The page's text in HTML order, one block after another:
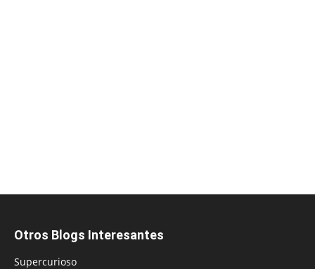
Otros Blogs Interesantes
Supercurioso